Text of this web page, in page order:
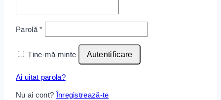
Parolă*
Ține-mă minte Autentificare
Ai uitat parola?
Nu ai cont? Înregistrează-te